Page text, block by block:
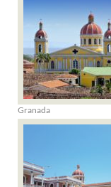
Granada